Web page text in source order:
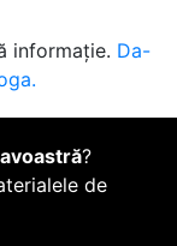
informație. Da-
?
de